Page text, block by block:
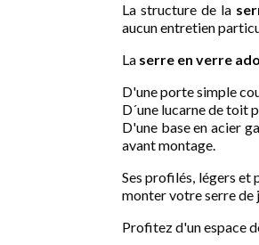
La structure de la
aucun entretien
La serre en verre
D'une porte simple
D´une lucarne de toit
D'une base en acier
avant montage.
Ses profilés, légers et
monter votre serre de
Profitez d'un espace